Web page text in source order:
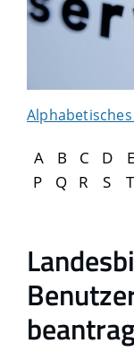
A B C D E
P
Q R S T